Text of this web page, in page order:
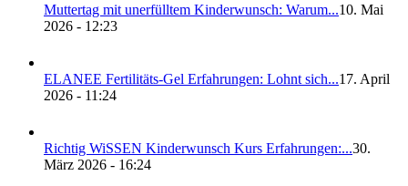
Mut­ter­tag mit uner­füll­tem Kin­der­wunsch: War­um...10. Mai
2026 - 12:23
ELANEE Fer­ti­li­täts-Gel Erfah­run­gen: Lohnt sich...17. April
2026 - 11:24
Rich­tig WiS­SEN Kin­der­wunsch Kurs Erfah­run­gen:...30.
März 2026 - 16:24